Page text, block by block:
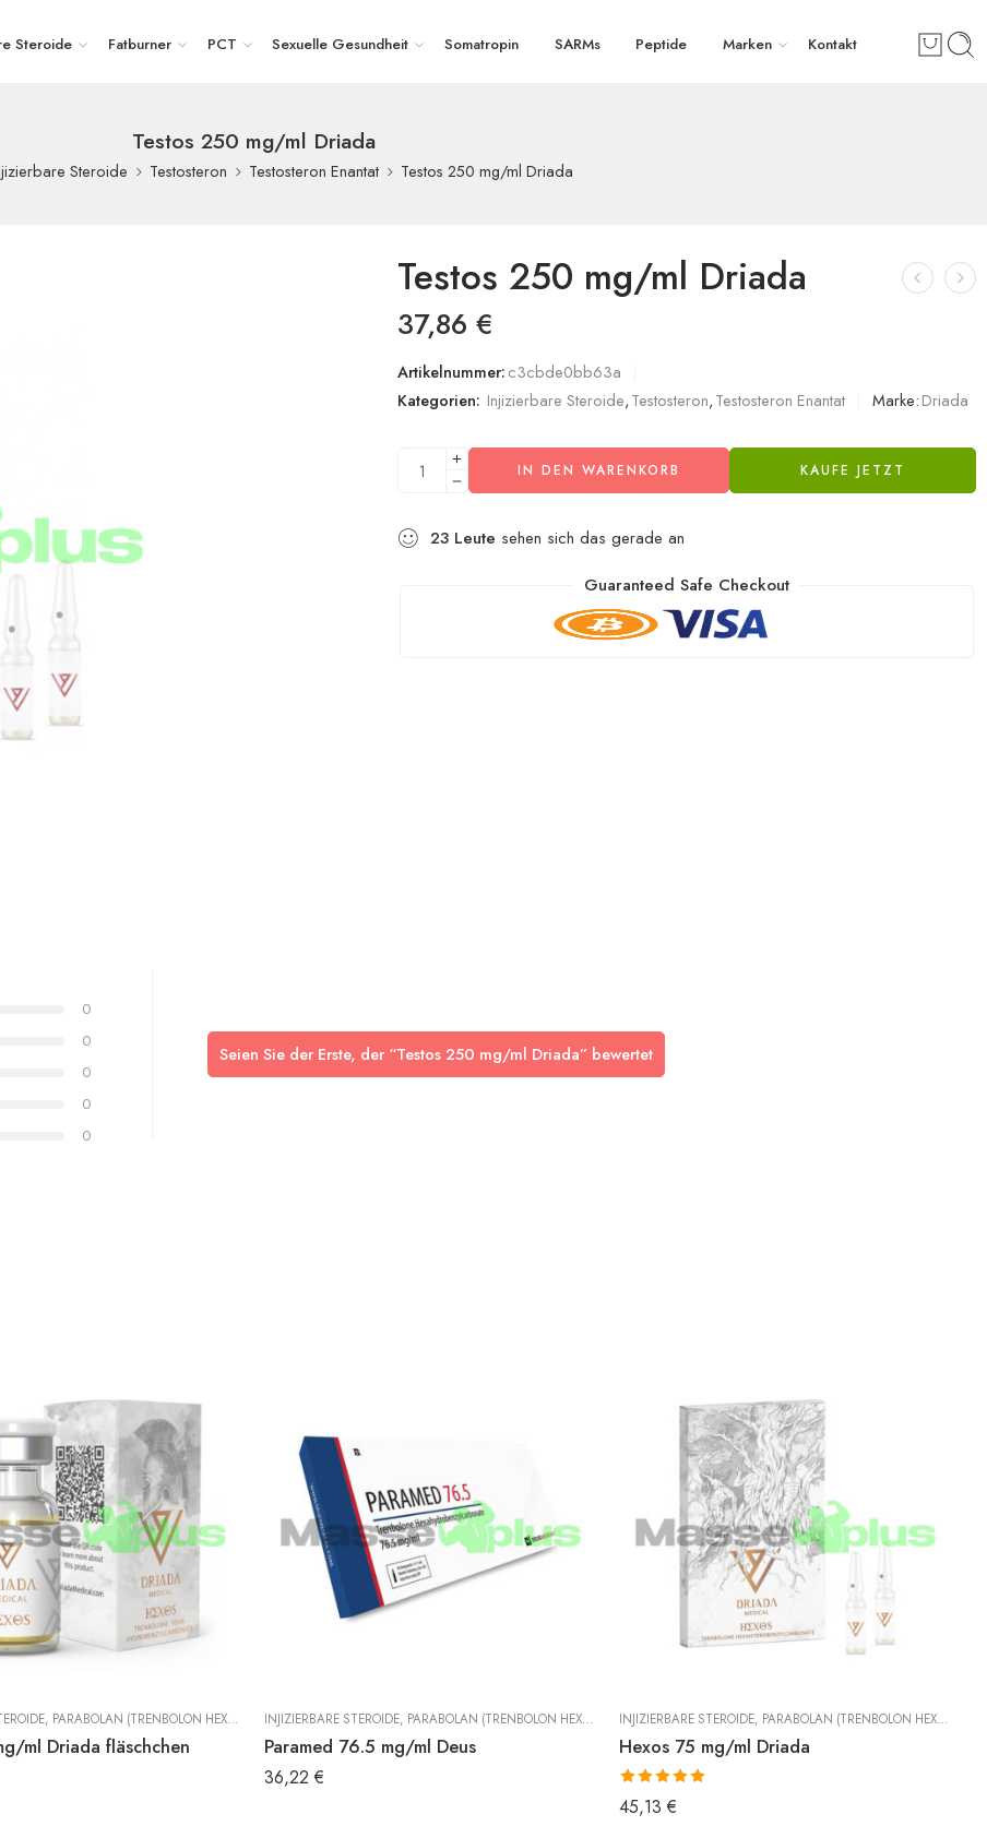
Steroide Fatburner PCT Sexuelle Gesundheit Somatropin SARMs Peptide Marken Kontakt
Testos 250 mg/ml Driada
Steroide Testosteron Testosteron Enantat Testos 250 mg/ml Driada
Testos 250 mg/ml Driada
37,86 €
Artikelnummer:c3cbde0bb63a
Kategorien: Injizierbare Steroide,Testosteron,Testosteron Enantat Marke:Driada
IN DEN WARENKORB KAUFE JETZT
23 Leute sehen sich das gerade an
Guaranteed Safe Checkout
0
0
0
0
0
Seien Sie der Erste, der “Testos 250 mg/ml Driada” bewertet
, PARABOLAN (TRENBOLON HEXAHYDROBENZYLCARBONAT) ,TRENBOLON
ml Driada fläschchen
INJIZIERBARE STEROIDE, PARABOLAN (TRENBOLON HEXAHYDROBENZYLCARBONAT) ,TRENBOLON
Paramed 76.5 mg/ml Deus
36,22 €
INJIZIERBARE STEROIDE, PARABOLAN (TRENBOLON HEXAHYDROBENZYLCARBONAT)
Hexos 75 mg/ml Driada
Bewertet mit
5.00von 5
45,13 €